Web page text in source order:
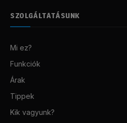
SZOLGÁLTATÁSUNK
Mi ez?
Funkciók
Árak
Tippek
Kik vagyunk?